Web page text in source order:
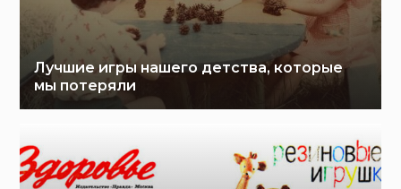
Лучшие игры нашего детства, которые
мы потеряли